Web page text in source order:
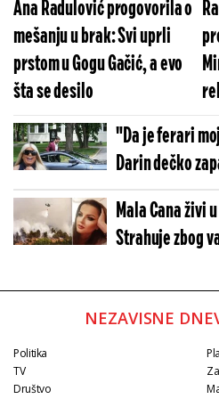
Ana Radulović progovorila o
mešanju u brak: Svi uprli
prstom u Gogu Gačić, a evo
šta se desilo
"Da je ferari
Darin dečko
pričaju
Mala Cana živi
Strahuje zbog
NEZAVISNE
Politika
TV
Društvo